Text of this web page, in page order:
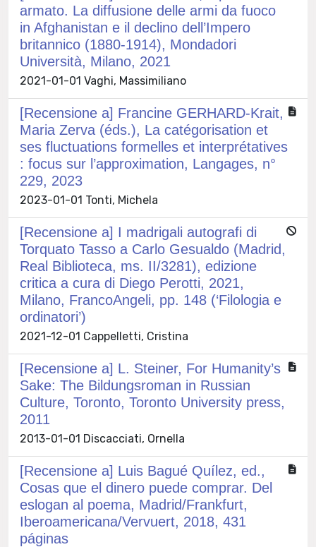
armato. La diffusione delle armi da fuoco
in Afghanistan e il declino dell’Impero
britannico (1880-1914), Mondadori
Università, Milano, 2021
2021-01-01 Vaghi, Massimiliano
[Recensione a] Francine GERHARD-Krait,
Maria Zerva (éds.), La catégorisation et
ses fluctuations formelles et interprétatives
: focus sur l’approximation, Langages, n°
229, 2023
2023-01-01 Tonti, Michela
[Recensione a] I madrigali autografi di
Torquato Tasso a Carlo Gesualdo (Madrid,
Real Biblioteca, ms. II/3281), edizione
critica a cura di Diego Perotti, 2021,
Milano, FrancoAngeli, pp. 148 (‘Filologia e
ordinatori’)
2021-12-01 Cappelletti, Cristina
[Recensione a] L. Steiner, For Humanity’s
Sake: The Bildungsroman in Russian
Culture, Toronto, Toronto University press,
2011
2013-01-01 Discacciati, Ornella
[Recensione a] Luis Bagué Quílez, ed.,
Cosas que el dinero puede comprar. Del
eslogan al poema, Madrid/Frankfurt,
Iberoamericana/Vervuert, 2018, 431
páginas